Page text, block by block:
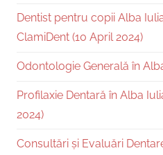
Dentist pentru copii Alba
ClamiDent (10 April 2024)
Odontologie Generală în
Profilaxie Dentară în Alba
2024)
Consultări și Evaluări